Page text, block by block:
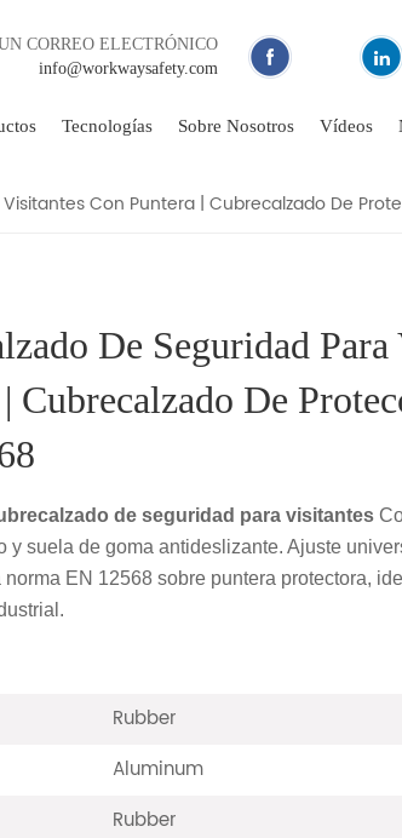
CORREO ELECTRÓNICO
info@workwaysafety.com
Tecnologías Sobre Nosotros Vídeos
VISITANTES
DE
Con Puntera | Cubrecalzado De
De Seguridad
Cubrecalzado De
de seguridad para visitantes
y suela de goma antideslizante. Ajuste
EN 12568 sobre puntera protectora,
Rubber
Aluminum
Rubber